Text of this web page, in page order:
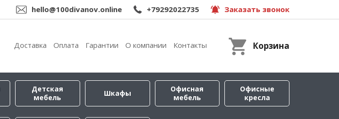
hello@100divanov.online +79292022735 Заказать звонок
Доставка Оплата Гарантии О компании Контакты Корзина
Детская
мебель
Шкафы
Офисная
мебель
Офисные
кресла